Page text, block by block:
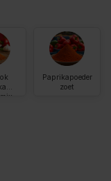
Paprikapoeder
zoet